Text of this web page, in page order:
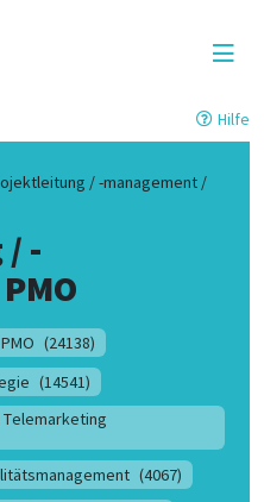
Hilfe
/ -management /
-
(24138)
(14541)
(4067)